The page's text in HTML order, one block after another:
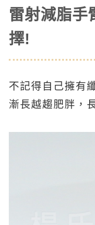
雷射減脂手
擇!
不記得自己擁有
漸長越趨肥胖，